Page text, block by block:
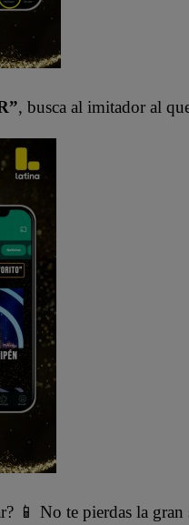
, busca al imitador al
📱 No te pierdas la